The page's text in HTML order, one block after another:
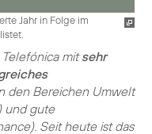
Jahr in Folge im
Telefónica mitsehr
den Bereichen Umwelt
und gute
Seit heute ist das